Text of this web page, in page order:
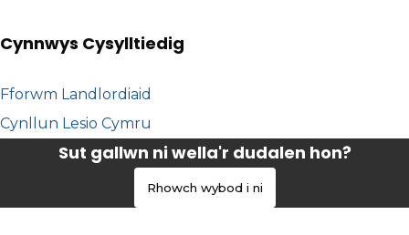
Cynnwys Cysylltiedig
Fforwm Landlordiaid
Cynllun Lesio Cymru
Sut gallwn ni wella'r dudalen hon?
Rhowch wybod i ni